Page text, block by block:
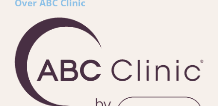
Over ABC Clinic